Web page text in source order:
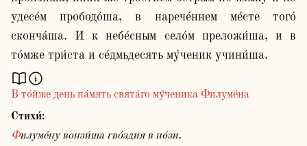
удесе́м прободо́ша, в нарече́ннем ме́сте того́
сконча́ша. И к небе́сным село́м преложи́ша, и в
В то́йже день па́мять свята́го му́ченика Филуме́на
Стихи́:
Филуме́ну вонзи́ша гво́здия в но́зи,